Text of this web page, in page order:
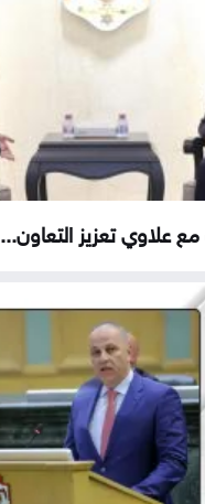
علاوي تعزيز التعاون...